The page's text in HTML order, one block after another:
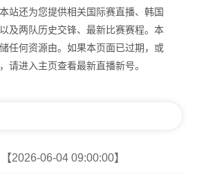
站还为您提供相关国际赛直播、韩国
及两队历史交锋、最新比赛赛程。本
任何资源由。如果本页面已过期，或
请进入主页查看最新直播新号。
2026-06-04 09:00:00】